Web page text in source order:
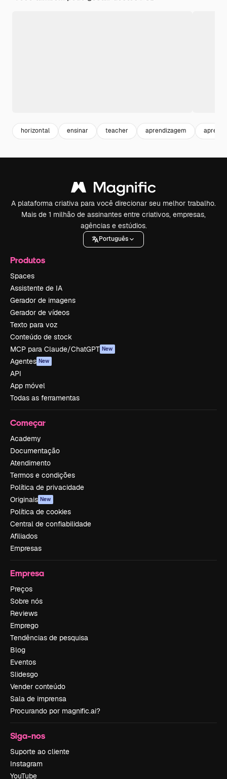
horizontal ensinar teacher aprendizagem
A plataforma criativa para você direcionar seu melhor trabalho.
Mais de 1 milhão de assinantes entre criativos, empresas,
agências e estúdios.
Português
Produtos
Spaces
Assistente de IA
Gerador de imagens
Gerador de vídeos
Texto para voz
Conteúdo de stock
MCP para Claude/ChatGPT New
Agentes New
API
App móvel
Todas as ferramentas
Começar
Academy
Documentação
Atendimento
Termos e condições
Política de privacidade
Originais New
Política de cookies
Central de confiabilidade
Afiliados
Empresas
Empresa
Preços
Sobre nós
Reviews
Emprego
Tendências de pesquisa
Blog
Eventos
Slidesgo
Vender conteúdo
Sala de imprensa
Procurando por magnific.ai?
Siga-nos
Suporte ao cliente
Instagram
YouTube